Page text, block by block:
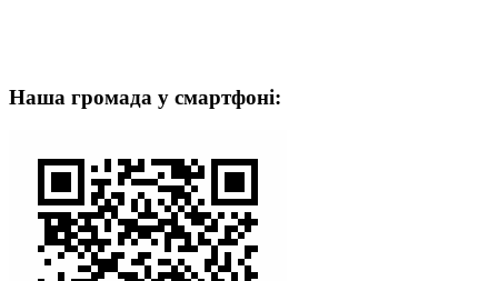
Наша громада у смартфоні: